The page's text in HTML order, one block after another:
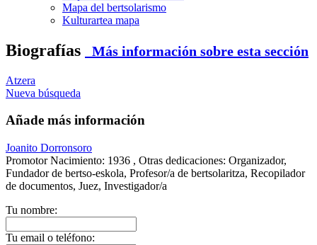
Mapa del bertsolarismo
Kulturartea mapa
Biografías Más información sobre esta sección
Atzera
Nueva búsqueda
Añade más información
Joanito Dorronsoro
PromotorNacimiento: 1936 , Otras dedicaciones: Organizador,
Fundador de bertso-eskola, Profesor/a de bertsolaritza, Recopilador
de documentos, Juez, Investigador/a
Tu nombre:
Tu email o teléfono: